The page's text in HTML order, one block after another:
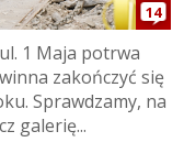
14
1 Maja potrwa
zakończyć się
Sprawdzamy, na
galerię...